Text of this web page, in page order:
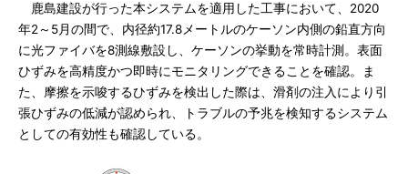
鹿島建設が行った本システムを適用した工事において、2020
年2～5月の間で、内径約17.8メートルのケーソン内側の鉛直方向
に光ファイバを8測線敷設し、ケーソンの挙動を常時計測。表面
ひずみを高精度かつ即時にモニタリングできることを確認。ま
た、摩擦を示唆するひずみを検出した際は、滑剤の注入により引
張ひずみの低減が認められ、トラブルの予兆を検知するシステム
としての有効性も確認している。